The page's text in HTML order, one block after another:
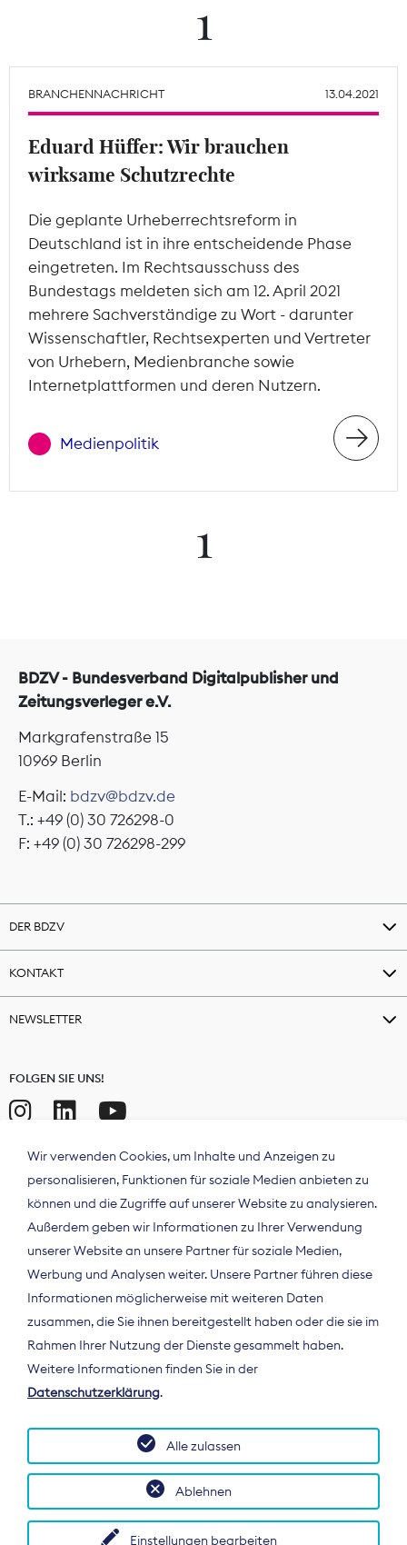
Mitgliederbereich
1
BRANCHENNACHRICHT 13.04.2021
Eduard Hüffer: Wir brauchen
wirksame Schutzrechte
Die geplante Urheberrechtsreform in
Deutschland ist in ihre entscheidende Phase
eingetreten. Im Rechtsausschuss des
Bundestags meldeten sich am 12. April 2021
mehrere Sachverständige zu Wort - darunter
Wissenschaftler, Rechtsexperten und Vertreter
von Urhebern, Medienbranche sowie
Internetplattformen und deren Nutzern.
Medienpolitik
1
BDZV - Bundesverband Digitalpublisher und
Zeitungsverleger e.V.
Markgrafenstraße 15
10969 Berlin
E-Mail: bdzv@bdzv.de
T.: +49 (0) 30 726298-0
F: +49 (0) 30 726298-299
DER BDZV
KONTAKT
NEWSLETTER
FOLGEN SIE UNS!
Der Bundesverband Digitalpublisher und
Zeitungsverleger (BDZV) vertritt als
Spitzenorganisation die Interessen der
Deutschland und auf EU-Ebene.
Wir verwenden Cookies, um Inhalte und Anzeigen zu
personalisieren, Funktionen für soziale Medien anbieten zu
können und die Zugriffe auf unserer Website zu analysieren.
Außerdem geben wir Informationen zu Ihrer Verwendung
unserer Website an unsere Partner für soziale Medien,
Werbung und Analysen weiter. Unsere Partner führen diese
Informationen möglicherweise mit weiteren Daten
zusammen, die Sie ihnen bereitgestellt haben oder die sie im
Rahmen Ihrer Nutzung der Dienste gesammelt haben.
Weitere Informationen finden Sie in der
Datenschutzerklärung.
Einstellungen bearbeiten
Ablehnen
Alle zulassen